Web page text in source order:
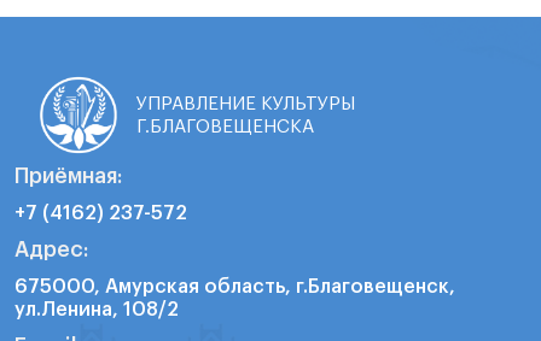
УПРАВЛЕНИЕ КУЛЬТУРЫ
Г.БЛАГОВЕЩЕНСКА
Приёмная:
+7 (4162) 237-572
Адрес:
675000, Амурская область, г.Благовещенск,
ул.Ленина, 108/2